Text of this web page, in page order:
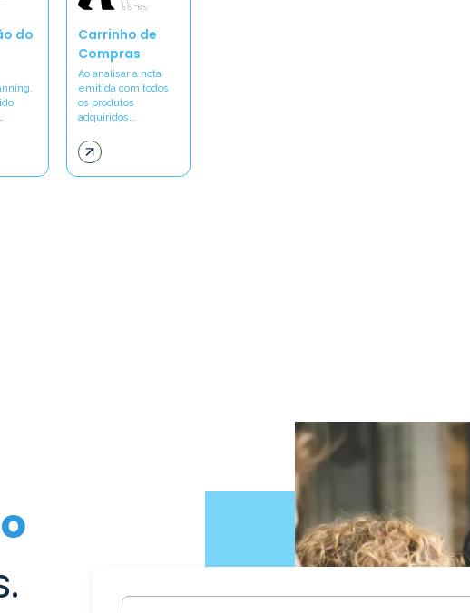
do
Carrinho de
Compras
Ao analisar a nota
emitida com todos
os produtos
adquiridos…